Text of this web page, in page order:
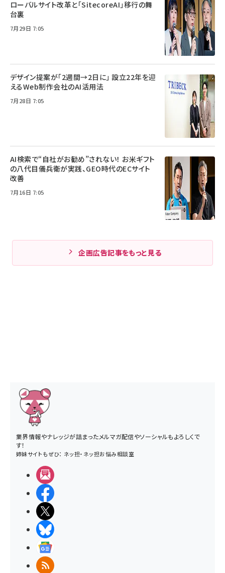
ローバルサイト改革と「SitecoreAI」移行の舞
台裏
7月29日 7:05
デザイン提案が「2週間→2日に」 設立22年を迎
えるWeb制作会社のAI活用法
7月28日 7:05
AI検索で“自社がお勧め”されない！ お米ギフト
の八代目儀兵衛が実践、GEO時代のECサイト
改善
7月16日 7:05
企画広告記事をもっと見る
業界情報やナレッジが詰まったメルマガ配信やソーシャルもよろしくで
す！
姉妹サイトもぜひ： ネッ担・ ネッ担お悩み相談室
RSS